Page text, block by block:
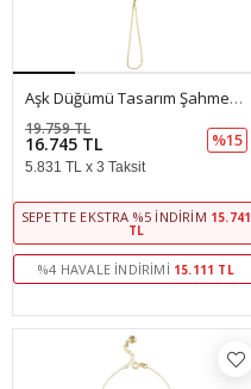
Aşk Düğümü Tasarım Şahmeran
16.745 TL
19.759 TL
%15
5.831 TL x 3 Taksit
SEPETTE EKSTRA %5 İNDIRIM 15.741
TL
%4 HAVALE İNDIRIMI 15.111 TL